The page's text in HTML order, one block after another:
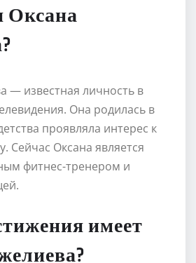
Оксана
— известная личность в
Она родилась в
проявляла интерес к
Сейчас Оксана является
фитнес-тренером и
имеет